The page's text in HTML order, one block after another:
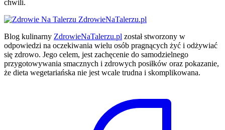
chwili.
ZdrowieNaTalerzu.pl
Blog kulinarny ZdrowieNaTalerzu.pl został stworzony w
odpowiedzi na oczekiwania wielu osób pragnących żyć i odżywiać
się zdrowo. Jego celem, jest zachęcenie do samodzielnego
przygotowywania smacznych i zdrowych posiłków oraz pokazanie,
że dieta wegetariańska nie jest wcale trudna i skomplikowana.